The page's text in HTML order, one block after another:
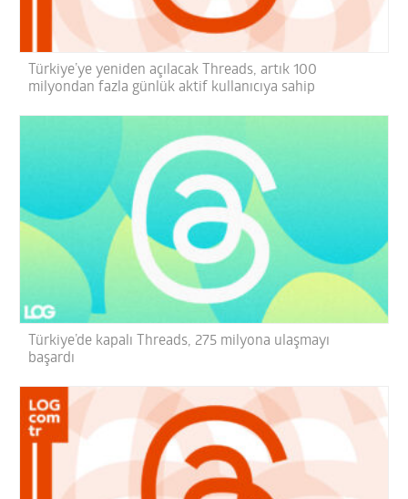
Türkiye’ye yeniden açılacak Threads, artık 100
milyondan fazla günlük aktif kullanıcıya sahip
Türkiye’de kapalı Threads, 275 milyona ulaşmayı
başardı